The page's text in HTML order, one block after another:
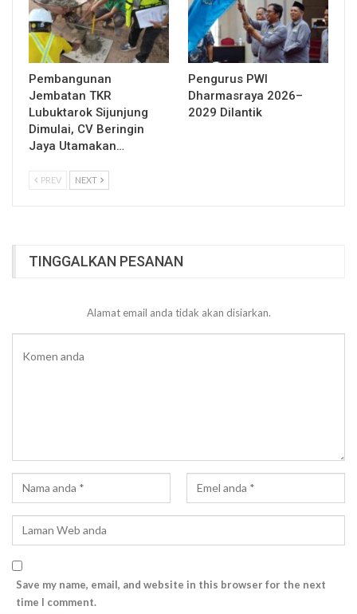
Pembangunan
Jembatan TKR
Lubuktarok Sijunjung
Dimulai, CV Beringin
Jaya Utamakan…
Pengurus PWI
Dharmasraya 2026–
2029 Dilantik
PREV NEXT
TINGGALKAN PESANAN
Alamat email anda tidak akan disiarkan.
Save my name, email, and website in this browser for the next
time I comment.